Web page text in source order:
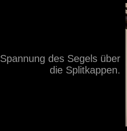
Spannung des Segels über
die Splitkappen.